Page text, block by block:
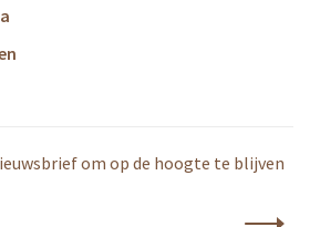
om op de hoogte te blijven